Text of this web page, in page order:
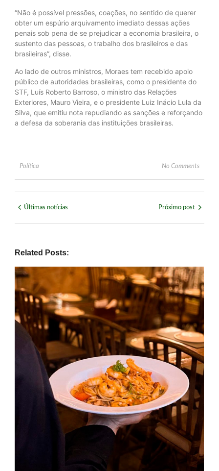
“Não é possível pressões, coações, no sentido de querer
obter um espúrio arquivamento imediato dessas ações
penais sob pena de se prejudicar a economia brasileira, o
sustento das pessoas, o trabalho dos brasileiros e das
brasileiras”, disse.
Ao lado de outros ministros, Moraes tem recebido apoio
público de autoridades brasileiras, como o presidente do
STF, Luís Roberto Barroso, o ministro das Relações
Exteriores, Mauro Vieira, e o presidente Luiz Inácio Lula da
Silva, que emitiu nota repudiando as sanções e reforçando
a defesa da soberania das instituições brasileiras.
Política No Comments
Últimas notícias Próximo post
Related Posts: